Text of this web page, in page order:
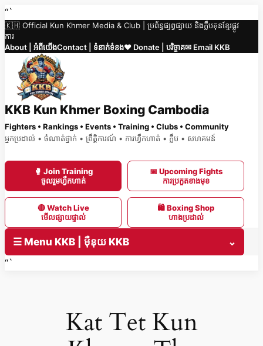
Skip
to
content
“`
🇰🇭 Official Kun Khmer Media & Club | ប្រព័ន្ធផ្សព្វផ្សាយ និងក្លឹបគុនខ្មែរផ្លូវ
ការ
About | អំពីយើងContact | ទំនាក់ទំនង❤️ Donate | បរិច្ចាគ✉ Email KKB
KKB Kun Khmer Boxing Cambodia
Fighters • Rankings • Events • Training • Clubs • Community
អ្នកប្រដាល់ • ចំណាត់ថ្នាក់ • ព្រឹត្តិការណ៍ • ការហ្វឹកហាត់ • ក្លឹប • សហគមន៍
🥊 Join Training
ចូលរួមហ្វឹកហាត់
📅 Upcoming Fights
ការប្រកួតខាងមុខ
🔴 Watch Live
មើលផ្សាយផ្ទាល់
🛍 Boxing Shop
ហាងប្រដាល់
☰ Menu KKB | ម៉ឺនុយ KKB
⌄
“`
Kat Tet Kun